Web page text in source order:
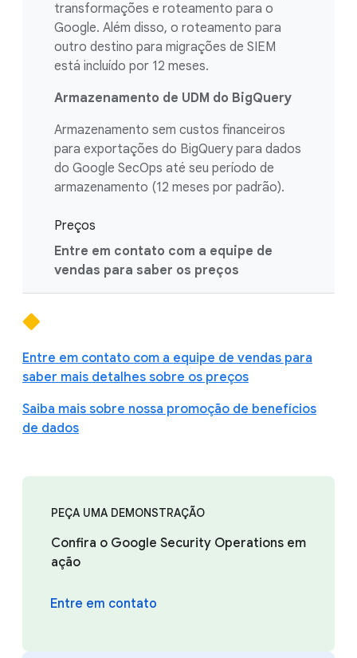
transformações e roteamento para o
Google. Além disso, o roteamento para
outro destino para migrações de SIEM
está incluído por 12 meses.
Armazenamento de UDM do BigQuery
Armazenamento sem custos financeiros
para exportações do BigQuery para dados
do Google SecOps até seu período de
armazenamento (12 meses por padrão).
Preços
Entre em contato com a equipe de
vendas para saber os preços
Entre em contato com a equipe de vendas para
saber mais detalhes sobre os preços
Saiba mais sobre nossa promoção de benefícios
de dados
PEÇA UMA DEMONSTRAÇÃO
Confira o Google Security Operations em
ação
Entre em contato